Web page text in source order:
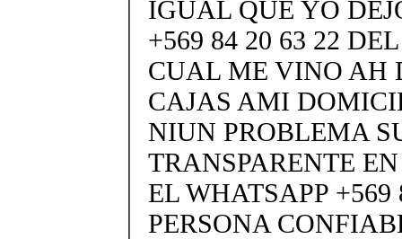
IGUAL QUE YO
+569 84 20 63 22
CUAL ME VINO AH
CAJAS AMI
NIUN PROBLEMA
TRANSPARENTE
EL WHATSAPP +569
PERSONA